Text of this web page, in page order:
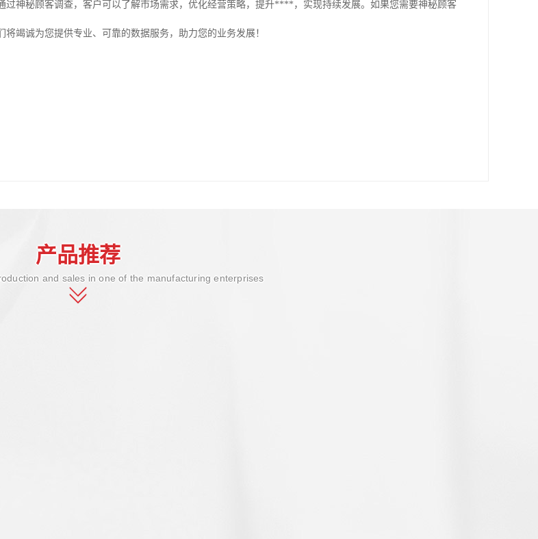
过神秘顾客调查，客户可以了解市场需求，优化经营策略，提升****，实现持续发展。如果您需要神秘顾客
竭诚为您提供专业、可靠的数据服务，助力您的业务发展！
产品推荐
and sales in one of the manufacturing enterprises